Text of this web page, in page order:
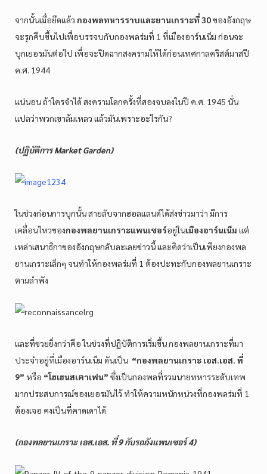
จากนั้นเมื่อยึดแล้ว กองพลทหารราบและยานเกราะที่ 30ของอังกฤษ
จะรุกคืบขึ้นไปเพื่อบรรจบกับกองพลร่มที่ 1 ที่เมืองอาร์นเน็ม ก่อนจะ
บุกเยอรมันต่อไป เพื่อจะปิดฉากสงครามให้ได้ก่อนเทศกาลคริสต์มาสปี
ค.ศ. 1944
แน่นอน ถ้าใครจำได้ สงครามโลกครั้งที่สองจบลงในปี ค.ศ. 1945 นั่น
แปลว่าพวกเขาล้มเหลว แล้วมันเพราะอะไรกัน?
(ปฏิบัติการ Market Garden)
ในช่วงก่อนการบุกนั้น สายลับจากฮอลแลนด์ได้ส่งข่าวมาว่า มีการ
เคลื่อนไหวของกองพลยานเกราะแพนเซอร์อยู่ในเมืองอาร์นเน็ม แต่
เหล่าเสนาธิกาของอังกฤษกลับละเลยข่าวนี้ และคิดว่าเป็นเพียงกองพล
ยานเกราะเล็กๆ จนทำให้กองพลร่มที่ 1 ต้องปะทะกับกองพลยานเกราะ
ตามลำพัง
และที่ซวยยิ่งกว่าคือ ในช่วงที่ปฏิบัติการเริ่มขึ้น กองพลยานเกราะที่มา
ประจำอยู่ที่เมืองอาร์นเน็ม ดันเป็น “กองพลยานเกราะ เอส.เอส. ที่
9” หรือ “โฮเฮนสเตาเฟน” ซึ่งเป็นกองพลที่รวมนายทหารระดับเทพ
มากประสบการณ์ของเยอรมันไว้ ทำให้ความหนักหน่วงที่กองพลร่มที่ 1
ต้องเจอ คงเป็นที่คาดเดาได้
(กองพลยานเกราะ เอส.เอส. ที่ 9 กับรถถังแพนเซอร์ 4)